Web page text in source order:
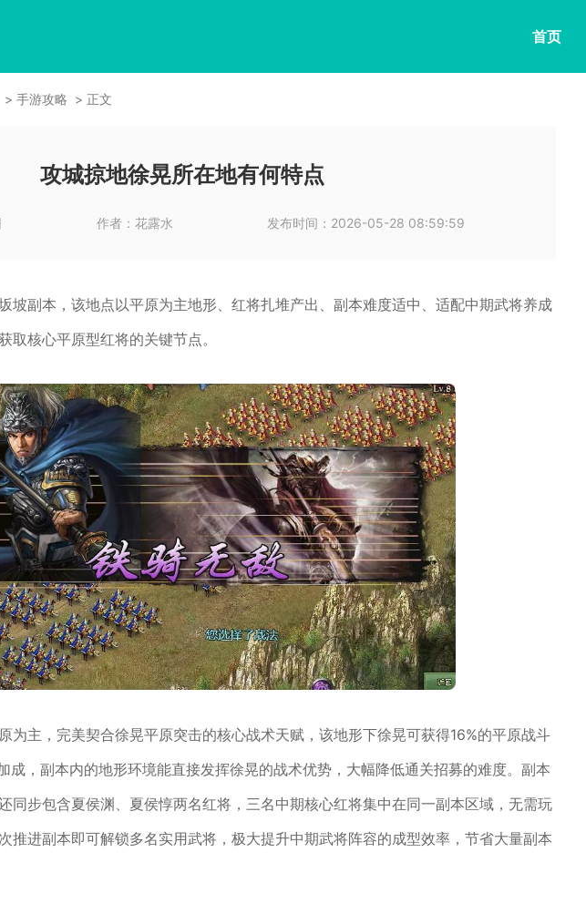
首页
手游攻略 正文
攻城掠地徐晃所在地有何特点
作者： 花露水 发布时间： 2026-05-28 08:59:59
坡副本，该地点以平原为主地形、红将扎堆产出、副本难度适中、适配中期武将养成
取核心平原型红将的关键节点。
为主，完美契合徐晃平原突击的核心战术天赋，该地形下徐晃可获得16%的平原战斗
成，副本内的地形环境能直接发挥徐晃的战术优势，大幅降低通关招募的难度。副本
同步包含夏侯渊、夏侯惇两名红将，三名中期核心红将集中在同一副本区域，无需玩
推进副本即可解锁多名实用武将，极大提升中期武将阵容的成型效率，节省大量副本